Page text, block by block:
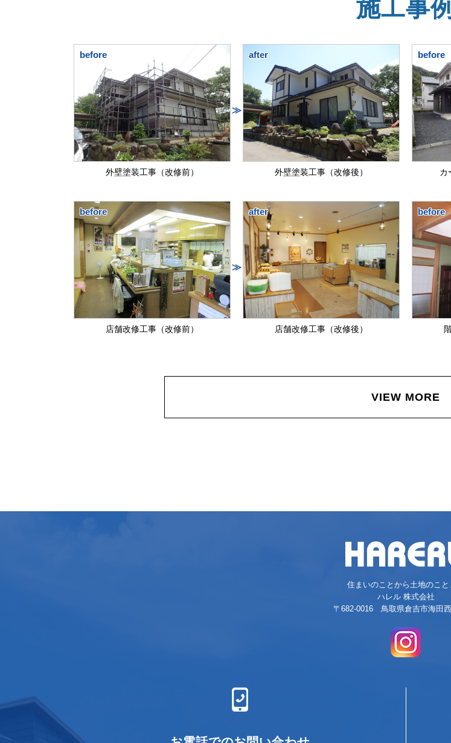
施工事例
外壁塗装工事（改修前）
before
≫
外壁塗装工事（改修後）
after
カ
before
店舗改修工事（改修前）
before
≫
店舗改修工事（改修後）
after before
VIEW MORE
住まいのことから土地のこと
ハレル 株式会社
〒682-0016 鳥取県倉吉市海田